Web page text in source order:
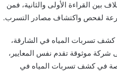
بين القراءة الأولى والثانية، فمن
لفحص واكتشاف مصادر التسرب.
تسربات المياه في الشارقة،
شركة موثوقة تقدم نفس المعايير،
في كشف تسربات المياه في